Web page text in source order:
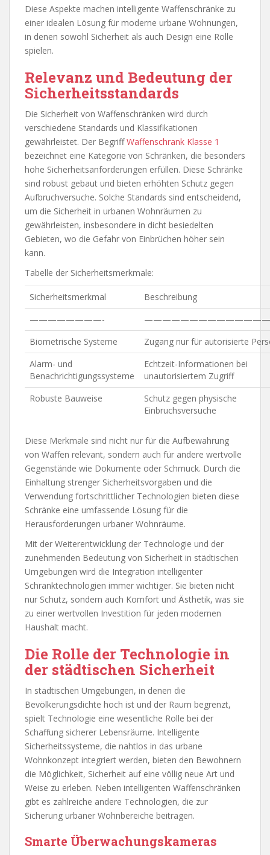
Diese Aspekte machen intelligente Waffenschränke zu
einer idealen Lösung für moderne urbane Wohnungen,
in denen sowohl Sicherheit als auch Design eine Rolle
spielen.
Relevanz und Bedeutung der
Sicherheitsstandards
Die Sicherheit von Waffenschränken wird durch
verschiedene Standards und Klassifikationen
gewährleistet. Der BegriffWaffenschrank Klasse 1
bezeichnet eine Kategorie von Schränken, die besonders
hohe Sicherheitsanforderungen erfüllen. Diese Schränke
sind robust gebaut und bieten erhöhten Schutz gegen
Aufbruchversuche. Solche Standards sind entscheidend,
um die Sicherheit in urbanen Wohnräumen zu
gewährleisten, insbesondere in dicht besiedelten
Gebieten, wo die Gefahr von Einbrüchen höher sein
kann.
Tabelle der Sicherheitsmerkmale:
Sicherheitsmerkmal
Beschreibung
————————-
Biometrische Systeme
Zugang nur für autorisierte
Alarm- und
Benachrichtigungssysteme
Echtzeit-Informationen bei
unautorisiertem Zugriff
Robuste Bauweise
Schutz gegen physische
Einbruchsversuche
Diese Merkmale sind nicht nur für die Aufbewahrung
von Waffen relevant, sondern auch für andere wertvolle
Gegenstände wie Dokumente oder Schmuck. Durch die
Einhaltung strenger Sicherheitsvorgaben und die
Verwendung fortschrittlicher Technologien bieten diese
Schränke eine umfassende Lösung für die
Herausforderungen urbaner Wohnräume.
Mit der Weiterentwicklung der Technologie und der
zunehmenden Bedeutung von Sicherheit in städtischen
Umgebungen wird die Integration intelligenter
Schranktechnologien immer wichtiger. Sie bieten nicht
nur Schutz, sondern auch Komfort und Ästhetik, was sie
zu einer wertvollen Investition für jeden modernen
Haushalt macht.
Die Rolle der Technologie in
der städtischen Sicherheit
In städtischen Umgebungen, in denen die
Bevölkerungsdichte hoch ist und der Raum begrenzt,
spielt Technologie eine wesentliche Rolle bei der
Schaffung sicherer Lebensräume. Intelligente
Sicherheitssysteme, die nahtlos in das urbane
Wohnkonzept integriert werden, bieten den Bewohnern
die Möglichkeit, Sicherheit auf eine völlig neue Art und
Weise zu erleben. Neben intelligenten Waffenschränken
gibt es zahlreiche andere Technologien, die zur
Sicherung urbaner Wohnbereiche beitragen.
Smarte Überwachungskameras